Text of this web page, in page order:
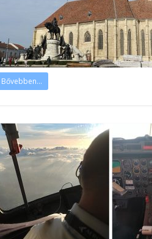
Bővebben...